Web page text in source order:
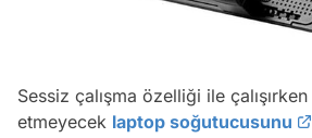
Sessiz çalışma özelliği ile
etmeyecek laptop soğutucusunu